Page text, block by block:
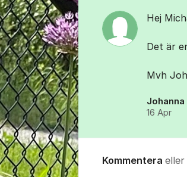
Hej
Det är
Mvh
Johanna
16 Apr
Kommentera eller